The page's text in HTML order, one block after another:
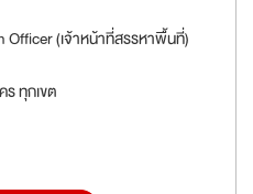
Officer (เจ้าหน้าที่สรรหาพื้นที่)
ทุกเขต